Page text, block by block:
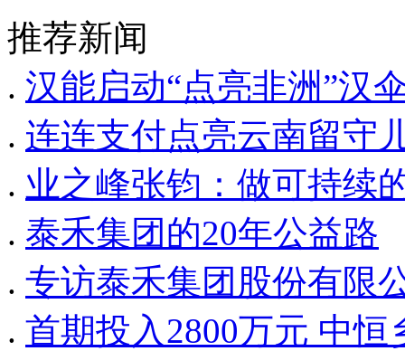
推荐新闻
. 汉能启动“点亮非洲”汉
. 连连支付点亮云南留守
. 业之峰张钧：做可持续
. 泰禾集团的20年公益路
. 专访泰禾集团股份有限
. 首期投入2800万元 中